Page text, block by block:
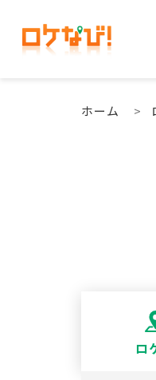
ホーム >
ロ